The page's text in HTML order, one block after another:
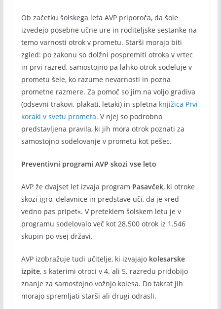
Ob začetku šolskega leta AVP priporoča, da šole
izvedejo posebne učne ure in roditeljske sestanke na
temo varnosti otrok v prometu. Starši morajo biti
zgled: po zakonu so dolžni pospremiti otroka v vrtec
in prvi razred, samostojno pa lahko otrok sodeluje v
prometu šele, ko razume nevarnosti in pozna
prometne razmere. Za pomoč so jim na voljo gradiva
(odsevni trakovi, plakati, letaki) in spletna knjižica Prvi
koraki v svetu prometa. V njej so podrobno
predstavljena pravila, ki jih mora otrok poznati za
samostojno sodelovanje v prometu kot pešec.
Preventivni programi AVP skozi vse leto
AVP že dvajset let izvaja program Pasavček, ki otroke
skozi igro, delavnice in predstave uči, da je »red
vedno pas pripet«. V preteklem šolskem letu je v
programu sodelovalo več kot 28.500 otrok iz 1.546
skupin po vsej državi.
AVP izobražuje tudi učitelje, ki izvajajo kolesarske
izpite, s katerimi otroci v 4. ali 5. razredu pridobijo
znanje za samostojno vožnjo kolesa. Do takrat jih
morajo spremljati starši ali drugi odrasli.